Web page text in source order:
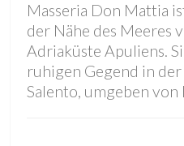
Masseria Don Mattia
der Nähe des Meeres
Adriaküste Apuliens.
ruhigen Gegend in der
Salento, umgeben von